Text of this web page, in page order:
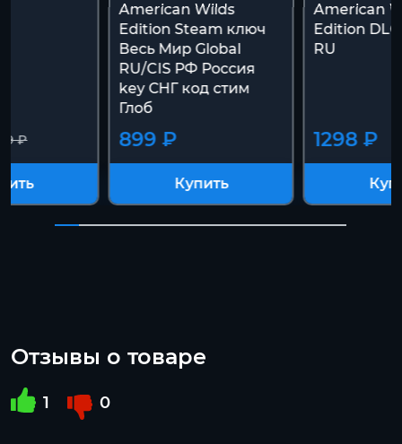
₽
American Wilds
Edition Steam ключ
Весь Мир Global
RU/CIS РФ Россия
key СНГ код стим
Глоб
899 ₽
Купить
American
Edition DLC
RU
1298 ₽
Отзывы о товаре
1 0